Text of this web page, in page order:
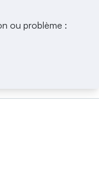
ou problème :